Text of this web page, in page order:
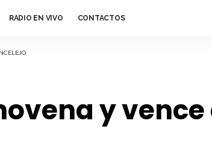
RADIO EN VIVO CONTACTOS
y vence